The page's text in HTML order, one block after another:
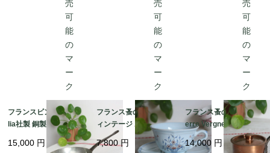
フランスビンテージ Ce
lia社製 銅製フライパン
21cm（刻印あり）本
格プロ仕様 錫引き｜フ
15,000 円
フランス蚤の市 希少 ヴ
ィンテージ ポルニック
陶器 カップ＆ソーサー
/ Cottage（コテージ）
7,800円
フランス蚤の市 希少 Pi
erre Vergnes Durfort
蓋付き 銅のソースパン
10cm｜フランス発送
14,000 円